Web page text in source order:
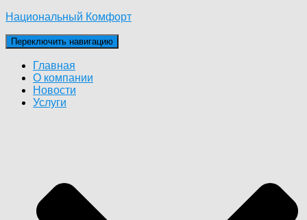
Национальный Комфорт
Переключить навигацию
Главная
О компании
Новости
Услуги